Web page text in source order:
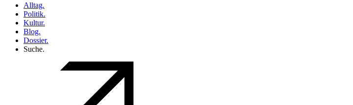
Alltag.
Politik.
Kultur.
Blog.
Dossier.
Suche.